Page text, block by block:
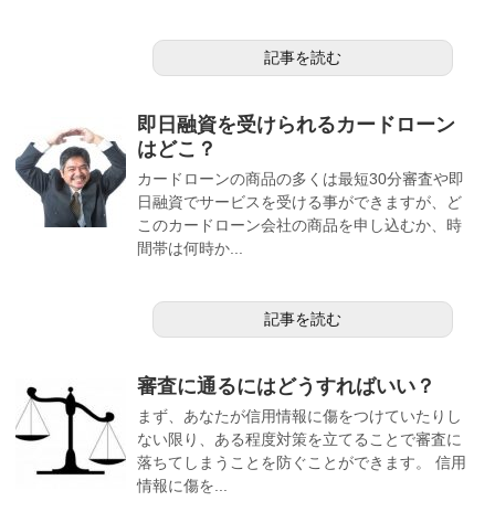
記事を読む
即日融資を受けられるカードローン
はどこ？
カードローンの商品の多くは最短30分審査や即
日融資でサービスを受ける事ができますが、ど
このカードローン会社の商品を申し込むか、時
間帯は何時か...
記事を読む
審査に通るにはどうすればいい？
まず、あなたが信用情報に傷をつけていたりし
ない限り、ある程度対策を立てることで審査に
落ちてしまうことを防ぐことができます。 信用
情報に傷を...